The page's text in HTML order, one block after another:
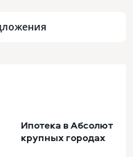
Ипотека в Абсолют
крупных городах